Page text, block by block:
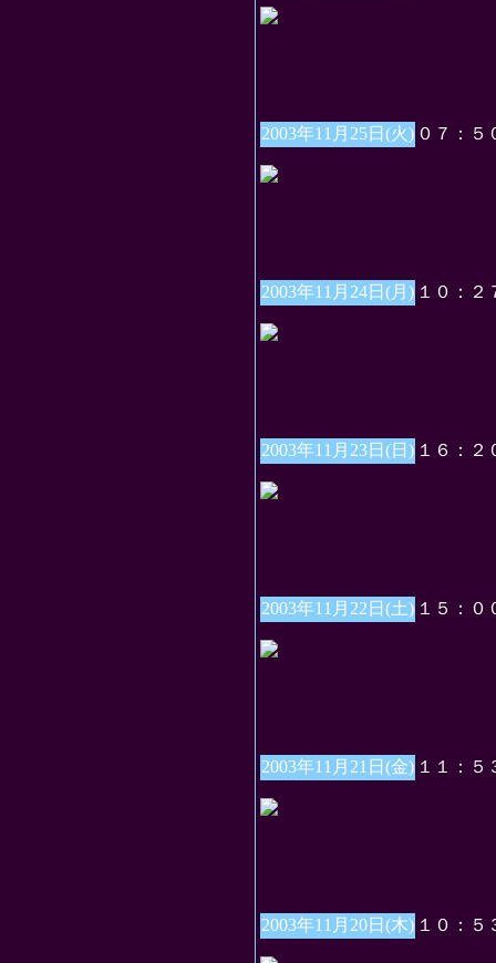
2003年11月25日(火) ０７：５
2003年11月24日(月) １０：２
2003年11月23日(日) １６：２
2003年11月22日(土) １５：０
2003年11月21日(金) １１：５
2003年11月20日(木) １０：５